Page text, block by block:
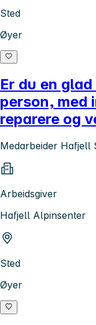
Sted
Øyer
Er du en
person, med
reparere og
Medarbeider Hafjell
Arbeidsgiver
Hafjell Alpinsenter
Sted
Øyer